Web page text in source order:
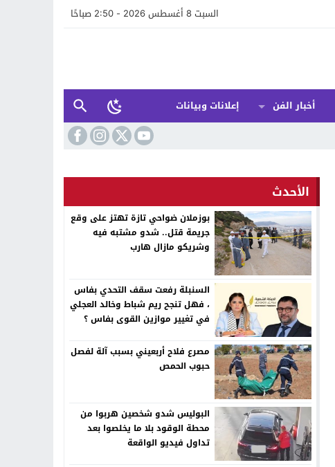
السبت 8 أغسطس 2026 - 2:50 صباحًا
أخبار الفن
إعلانات وبيانات
الأحدث
بوزملان ضواحي تازة تهتز على وقع
جريمة قتل.. شدو مشتبه فيه
وشريكو مازال هارب
السنبلة رفعت سقف التحدي بفاس
، فهل تنجح ريم شباط وخالد العجلي
في تغيير موازين القوى بفاس ؟
مصرع فلاح أربعيني بسبب آلة لفصل
حبوب الحمص
البوليس شدو شخصين هربوا من
محطة الوقود بلا ما يخلصوا بعد
تداول فيديو الواقعة